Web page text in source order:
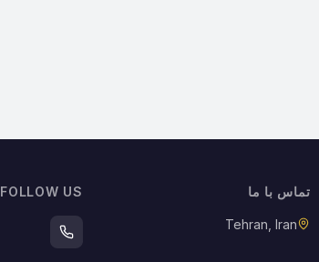
تماس با ما
Tehran, Iran
FOLLOW US